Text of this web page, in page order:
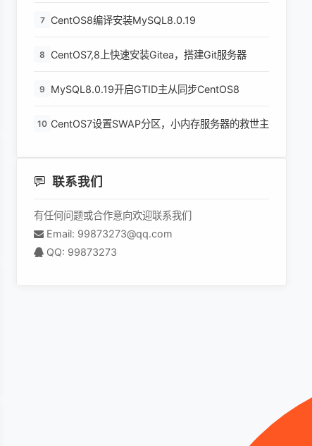
7 CentOS8编译安装MySQL8.0.19
8 CentOS7,8上快速安装Gitea，搭建Git服务器
9 MySQL8.0.19开启GTID主从同步CentOS8
10 CentOS7设置SWAP分区，小内存服务器的救世主
联系我们
有任何问题或合作意向欢迎联系我们
Email: 99873273@qq.com
QQ: 99873273